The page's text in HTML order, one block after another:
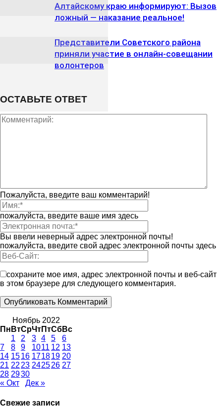
Алтайскому краю информируют: Вызов
ложный — наказание реальное!
Представители Советского района
приняли участие в онлайн-совещании
волонтеров
ОСТАВЬТЕ ОТВЕТ
Пожалуйста, введите ваш комментарий!
пожалуйста, введите ваше имя здесь
Вы ввели неверный адрес электронной почты!
пожалуйста, введите свой адрес электронной почты здесь
сохраните мое имя, адрес электронной почты и веб-сайт
в этом браузере для следующего комментария.
Ноябрь 2022
Пн ВтСрЧтПтСбВс
1
2 3 4 5
6
7
8 9 1011 12 13
14 1516 171819 20
21 22 23 242526 27
28 2930
« Окт
Дек »
Свежие записи